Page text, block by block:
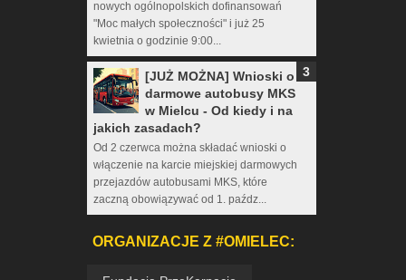
nowych ogólnopolskich dofinansowań
"Moc małych społeczności" i już 25
kwietnia o godzinie 9:00...
[JUŻ MOŻNA] Wnioski o
darmowe autobusy MKS
w Mielcu - Od kiedy i na
jakich zasadach?
Od 2 czerwca można składać wnioski o
włączenie na karcie miejskiej darmowych
przejazdów autobusami MKS, które
zaczną obowiązywać od 1. paźdz...
ORGANIZACJE Z #OMIELEC: